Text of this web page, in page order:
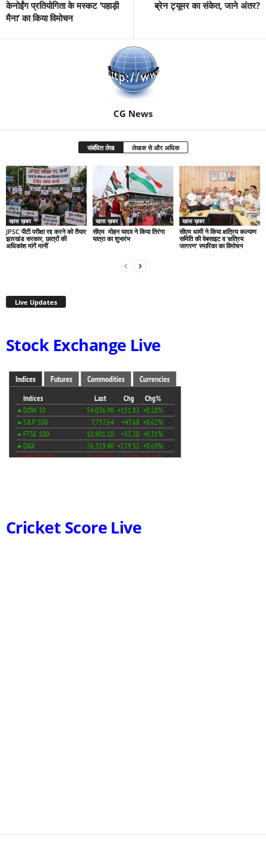
केनोईंग प्रतियोगिता के मस्कट ‘पहाड़ी
मैना’ का किया विमोचन
ब्रेन ट्यूमर का संकेत, जाने अंतर?
CG News
संबंधित लेख लेखक से और अधिक
खास ख़बर
JPSC पीटी परीक्षा रद्द करने को तैयार
झारखंड सरकार, छात्रों की
अधिकांश मांगें मानीं
खास ख़बर
सीएम मोहन यादव ने किया तिरंगा
यात्रा का शुभारंभ
खास ख़बर
सीएम धामी ने किया क्षत्रिय कल्याण
समिति की वेबसाइट व ‘क्षत्रिय
जागरण’ स्मारिका का विमोचन
Live Updates
Stock Exchange Live
Cricket Score Live